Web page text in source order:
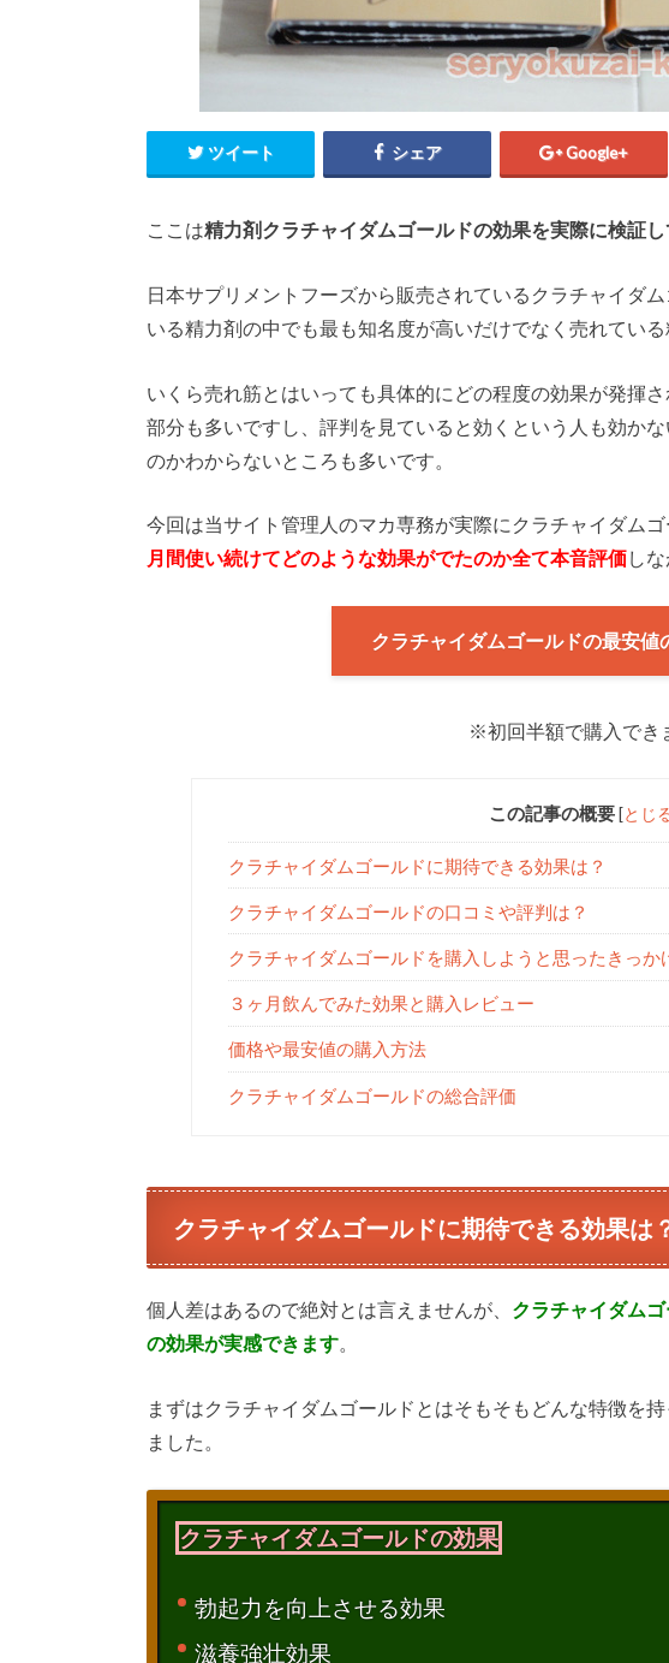
ツイート シェア Google+
ここは精力剤クラチャイダムゴールドの効果を実際に検証
日本サプリメントフーズから販売されているクラチャイダ
いる精力剤の中でも最も知名度が高いだけでなく売れている
いくら売れ筋とはいっても具体的にどの程度の効果が発揮
部分も多いですし、評判を見ていると効くという人も効か
のかわからないところも多いです。
今回は当サイト管理人のマカ専務が実際にクラチャイダム
月間使い続けてどのような効果がでたのか全て本音評価し
クラチャイダムゴールドの最安値
※初回半額で購入でき
この記事の概要[とじ
クラチャイダムゴールドに期待できる効果は？
クラチャイダムゴールドの口コミや評判は？
クラチャイダムゴールドを購入しようと思ったきっか
３ヶ月飲んでみた効果と購入レビュー
価格や最安値の購入方法
クラチャイダムゴールドの総合評価
クラチャイダムゴールドに期待できる効果は
個人差はあるので絶対とは言えませんが、 クラチャイダム
の効果が実感できます。
まずはクラチャイダムゴールドとはそもそもどんな特徴を
ました。
クラチャイダムゴールドの効果
勃起力を向上させる効果
滋養強壮効果